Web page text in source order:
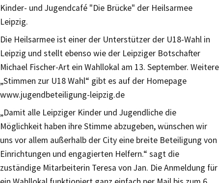
Kinder- und Jugendcafé "Die Brücke" der Heilsarmee
Leipzig.
Die Heilsarmee ist einer der Unterstützer der U18-Wahl in
Leipzig und stellt ebenso wie der Leipziger Botschafter
Michael Fischer-Art ein Wahllokal am 13. September. Weitere
„Stimmen zur U18 Wahl“ gibt es auf der Homepage
www.jugendbeteiligung-leipzig.de
„Damit alle Leipziger Kinder und Jugendliche die
Möglichkeit haben ihre Stimme abzugeben, wünschen wir
uns vor allem außerhalb der City eine breite Beteiligung von
Einrichtungen und engagierten Helfern.“ sagt die
zuständige Mitarbeiterin Teresa von Jan. Die Anmeldung für